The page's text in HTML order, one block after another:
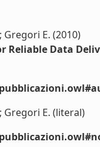
Gregori E. (2010)
Reliable Data
Gregori E. (literal)